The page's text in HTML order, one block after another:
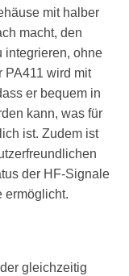
mit halber
macht, den
integrieren, ohne
PA411 wird mit
er bequem in
kann, was für
ist. Zudem ist
der HF-Signale
ermöglicht.
gleichzeitig